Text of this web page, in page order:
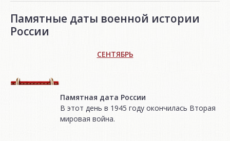
Памятные даты военной истории
России
СЕНТЯБРЬ
Памятная дата России
В этот день в 1945 году окончилась Вторая
мировая война.